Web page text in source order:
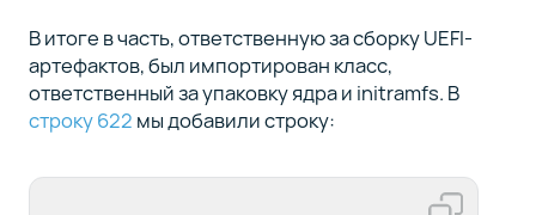
В итоге в часть, ответственную за сборку UEFI-
артефактов, был импортирован класс,
ответственный за упаковку ядра и initramfs. В
строку 622 мы добавили строку: